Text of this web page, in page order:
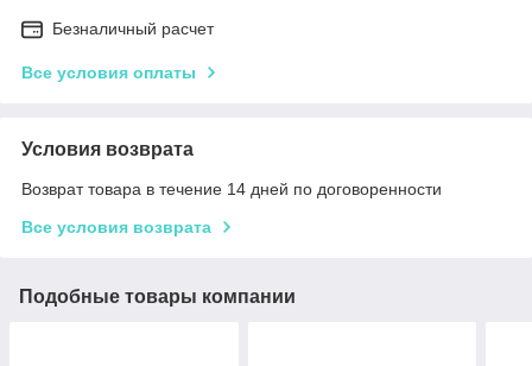
Безналичный расчет
Все условия оплаты
Условия возврата
Возврат товара в течение 14 дней по договоренности
Все условия возврата
Подобные товары компании